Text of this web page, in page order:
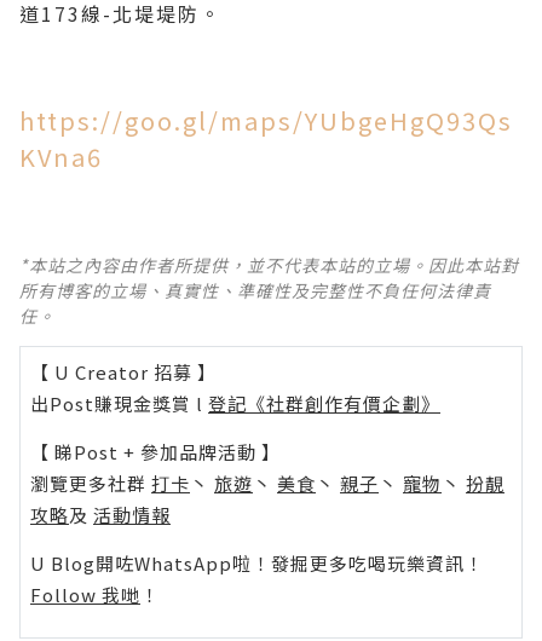
道173線-北堤堤防。
https://goo.gl/maps/YUbgeHgQ93Qs
KVna6
*本站之內容由作者所提供，並不代表本站的立場。因此本站對
所有博客的立場、真實性、準確性及完整性不負任何法律責
任。
【 U Creator 招募 】
出Post賺現金獎賞 l 登記《社群創作有價企劃》
【 睇Post + 參加品牌活動 】
瀏覽更多社群 打卡 丶 旅遊 丶 美食 丶 親子 丶 寵物 丶 扮靚
攻略及 活動情報
U Blog開咗WhatsApp啦！發掘更多吃喝玩樂資訊！
Follow 我哋 ！